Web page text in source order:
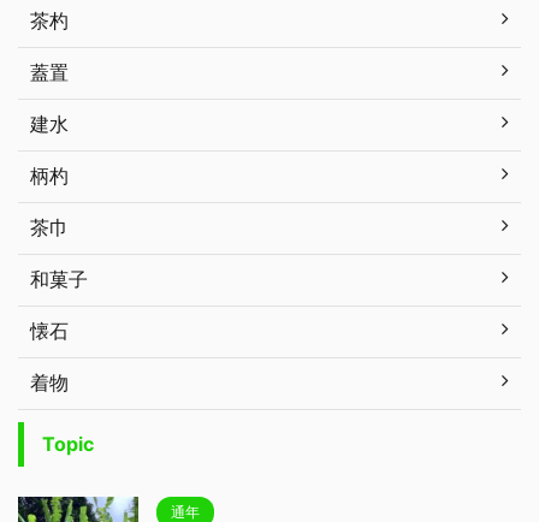
茶杓
蓋置
建水
柄杓
茶巾
和菓子
懐石
着物
Topic
通年